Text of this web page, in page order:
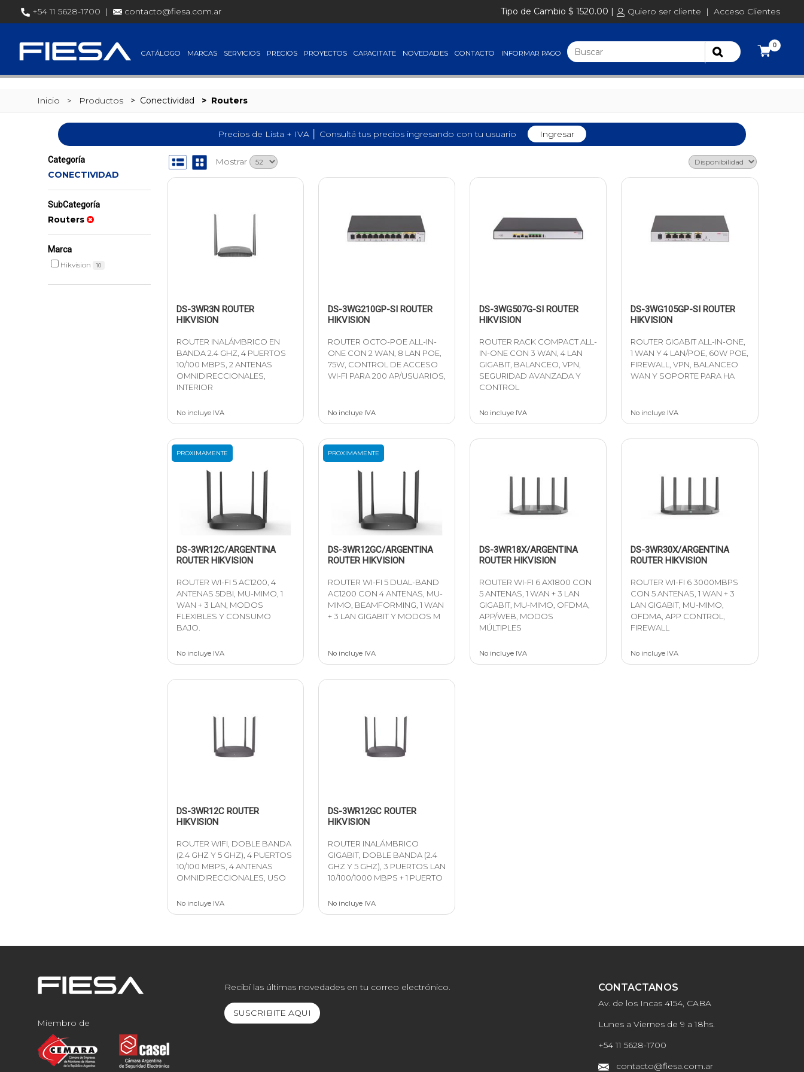
SET @busqueda = replace(@busqueda, 'Ã©','é')
+54 11 5628-1700 | contacto@fiesa.com.ar Tipo de Cambio $ 1520.00 | Quiero ser cliente | Acceso Clientes
0
CATÁLOGO MARCAS SERVICIOS PRECIOS PROYECTOS CAPACITATE NOVEDADES CONTACTO INFORMAR PAGO
Inicio > Productos > Conectividad > Routers
Precios de Lista + IVA │ Consultá tus precios ingresando con tu usuario Ingresar
Categoría
CONECTIVIDAD
SubCategoría
Routers
Marca
Hikvision 10
Mostrar
DS-3WR3N ROUTER
HIKVISION
ROUTER INALÁMBRICO EN
BANDA 2.4 GHZ, 4 PUERTOS
10/100 MBPS, 2 ANTENAS
OMNIDIRECCIONALES,
INTERIOR
No incluye IVA
DS-3WG210GP-SI ROUTER
HIKVISION
ROUTER OCTO-POE ALL-IN-
ONE CON 2 WAN, 8 LAN POE,
75W, CONTROL DE ACCESO
WI-FI PARA 200 AP/USUARIOS,
No incluye IVA
DS-3WG507G-SI ROUTER
HIKVISION
ROUTER RACK COMPACT ALL-
IN-ONE CON 3 WAN, 4 LAN
GIGABIT, BALANCEO, VPN,
SEGURIDAD AVANZADA Y
CONTROL
No incluye IVA
DS-3WG105GP-SI ROUTER
HIKVISION
ROUTER GIGABIT ALL-IN-ONE,
1 WAN Y 4 LAN/POE, 60W POE,
FIREWALL, VPN, BALANCEO
WAN Y SOPORTE PARA HA
No incluye IVA
PROXIMAMENTE
DS-3WR12C/ARGENTINA
ROUTER HIKVISION
ROUTER WI-FI 5 AC1200, 4
ANTENAS 5DBI, MU-MIMO, 1
WAN + 3 LAN, MODOS
FLEXIBLES Y CONSUMO
BAJO.
No incluye IVA
PROXIMAMENTE
DS-3WR12GC/ARGENTINA
ROUTER HIKVISION
ROUTER WI-FI 5 DUAL-BAND
AC1200 CON 4 ANTENAS, MU-
MIMO, BEAMFORMING, 1 WAN
+ 3 LAN GIGABIT Y MODOS M
No incluye IVA
DS-3WR18X/ARGENTINA
ROUTER HIKVISION
ROUTER WI-FI 6 AX1800 CON
5 ANTENAS, 1 WAN + 3 LAN
GIGABIT, MU-MIMO, OFDMA,
APP/WEB, MODOS
MÚLTIPLES
No incluye IVA
DS-3WR30X/ARGENTINA
ROUTER HIKVISION
ROUTER WI-FI 6 3000MBPS
CON 5 ANTENAS, 1 WAN + 3
LAN GIGABIT, MU-MIMO,
OFDMA, APP CONTROL,
FIREWALL
No incluye IVA
DS-3WR12C ROUTER
HIKVISION
ROUTER WIFI, DOBLE BANDA
(2.4 GHZ Y 5 GHZ), 4 PUERTOS
10/100 MBPS, 4 ANTENAS
OMNIDIRECCIONALES, USO
No incluye IVA
DS-3WR12GC ROUTER
HIKVISION
ROUTER INALÁMBRICO
GIGABIT, DOBLE BANDA (2.4
GHZ Y 5 GHZ), 3 PUERTOS LAN
10/100/1000 MBPS + 1 PUERTO
No incluye IVA
Miembro de
Recibí las últimas novedades en tu correo electrónico.
SUSCRIBITE AQUI
CONTACTANOS
Av. de los Incas 4154, CABA
Lunes a Viernes de 9 a 18hs.
+54 11 5628-1700
contacto@fiesa.com.ar